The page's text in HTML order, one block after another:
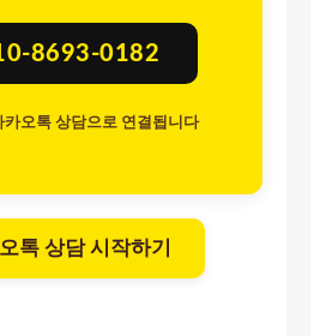
8693-0182
오톡 상담으로 연결됩니다
톡 상담 시작하기